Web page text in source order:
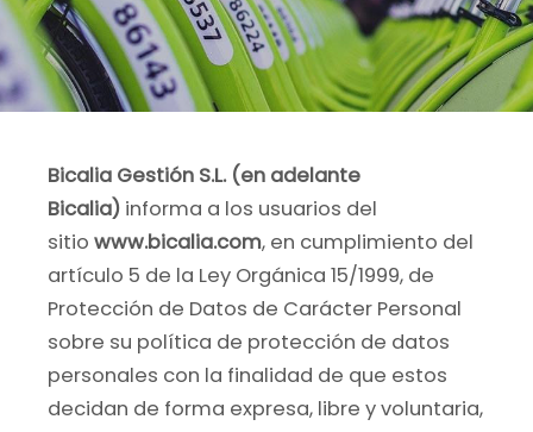
Bicalia Gestión S.L. (en adelante
Bicalia) informa a los usuarios del
sitio www.bicalia.com, en cumplimiento del
artículo 5 de la Ley Orgánica 15/1999, de
Protección de Datos de Carácter Personal
sobre su política de protección de datos
personales con la finalidad de que estos
decidan de forma expresa, libre y voluntaria,